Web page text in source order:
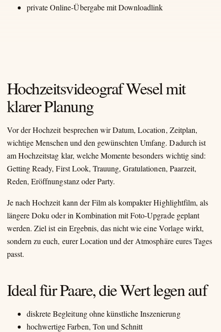
private Online-Übergabe mit Downloadlink
Hochzeitsvideograf Wesel mit
klarer Planung
Vor der Hochzeit besprechen wir Datum, Location, Zeitplan,
wichtige Menschen und den gewünschten Umfang. Dadurch ist
am Hochzeitstag klar, welche Momente besonders wichtig sind:
Getting Ready, First Look, Trauung, Gratulationen, Paarzeit,
Reden, Eröffnungstanz oder Party.
Je nach Hochzeit kann der Film als kompakter Highlightfilm, als
längere Doku oder in Kombination mit Foto-Upgrade geplant
werden. Ziel ist ein Ergebnis, das nicht wie eine Vorlage wirkt,
sondern zu euch, eurer Location und der Atmosphäre eures Tages
passt.
Ideal für Paare, die Wert legen auf
diskrete Begleitung ohne künstliche Inszenierung
hochwertige Farben, Ton und Schnitt